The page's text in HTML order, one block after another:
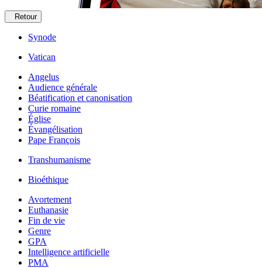
Retour
Synode
Vatican
Angelus
Audience générale
Béatification et canonisation
Curie romaine
Église
Évangélisation
Pape François
Transhumanisme
Bioéthique
Avortement
Euthanasie
Fin de vie
Genre
GPA
Intelligence artificielle
PMA